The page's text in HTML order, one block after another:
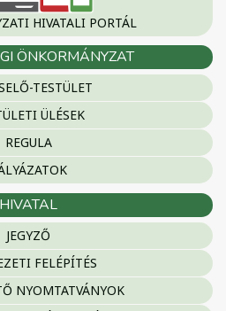
HIVATALI PORTÁL
ÖNKORMÁNYZAT
TESTÜLET
ÜLÉSEK
REGULA
HIVATAL
JEGYZŐ
FELÉPÍTÉS
NYOMTATVÁNYOK